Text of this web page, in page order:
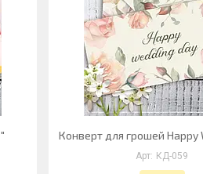
Конверт для грошей Happy
КД-059